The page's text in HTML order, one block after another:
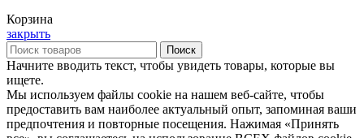
Корзина
закрыть
Поиск
Начните вводить текст, чтобы увидеть товары, которые вы
ищете.
Мы используем файлы cookie на нашем веб-сайте, чтобы
предоставить вам наиболее актуальный опыт, запоминая ваши
предпочтения и повторные посещения. Нажимая «Принять